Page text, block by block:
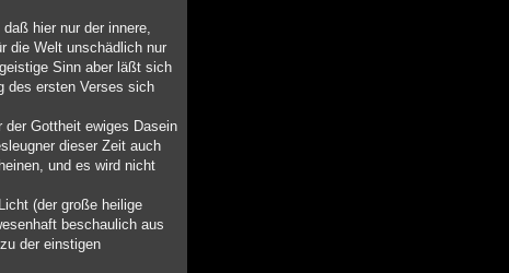
hier nur der innere,
die Welt unschädlich nur
Sinn aber läßt sich
des ersten Verses sich
der Gottheit ewiges Dasein
dieser Zeit auch
und es wird nicht
(der große heilige
beschaulich aus
der einstigen